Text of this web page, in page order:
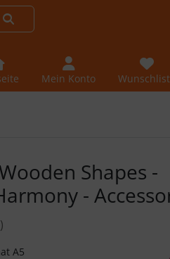
Mein Konto
Shapes -
-
Bewertungen
)
A5